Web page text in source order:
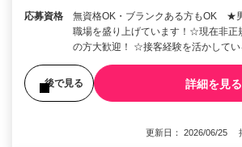
応募資格
無資格OK・ブランクある方もOK ★
職場を盛り上げています！☆現在非正
の方大歓迎！ ☆接客経験を活かしてい
後で見る 詳細を見る
更新日： 2026/06/25